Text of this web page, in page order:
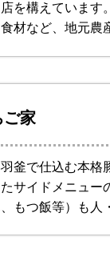
を構えています。
材など、地元農
ご家
釜で仕込む本格
サイドメニュー
もつ飯等）も人